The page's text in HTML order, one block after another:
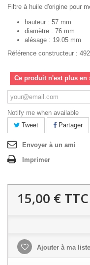
Filtre à huile d'origine pour
hauteur : 57 mm
diamètre : 76 mm
alésage : 19.05 mm
Référence constructeur :
Ce produit n'est plus en
Notify me when available
Tweet
Partager
Envoyer à un ami
Imprimer
15,00 € TTC
Ajouter à ma